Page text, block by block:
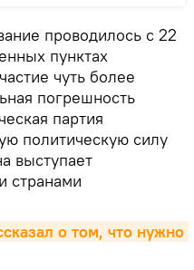
проводилось с 22
пунктах
чуть более
погрешность
партия
политическую силу
выступает
странами
о том, что нужно